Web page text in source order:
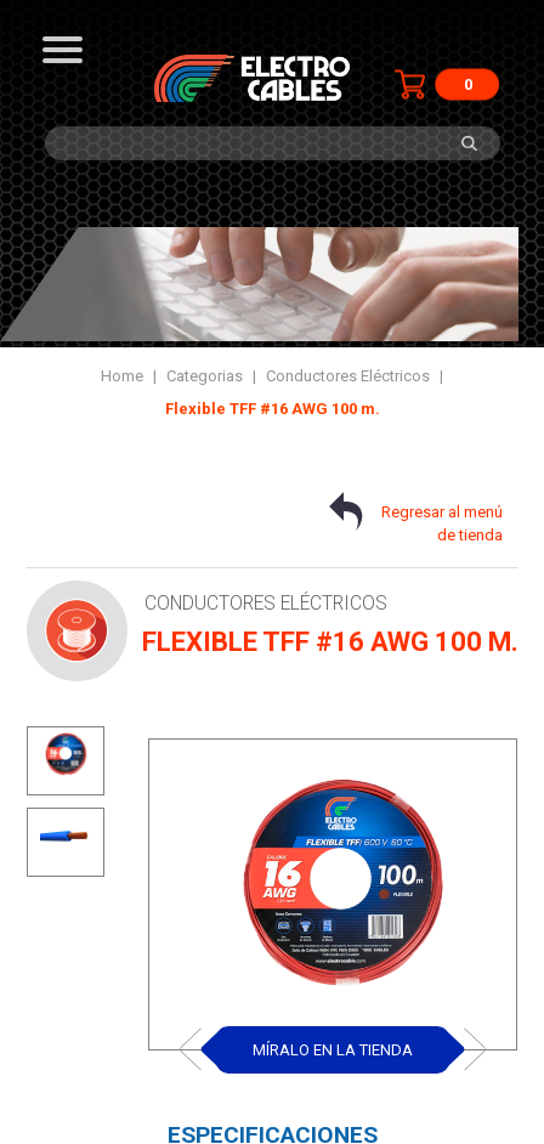
0
Home | Categorias | Conductores Eléctricos
|
Flexible TFF #16 AWG 100 m.
Regresar al menú
de tienda
CONDUCTORES ELÉCTRICOS
FLEXIBLE TFF #16 AWG 100 M.
MÍRALO EN LA TIENDA
ESPECIFICACIONES